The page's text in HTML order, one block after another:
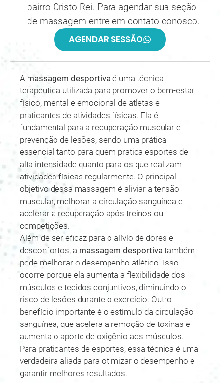
bairro Cristo Rei. Para agendar sua seção
de massagem entre em contato conosco.
AGENDAR SESSÃO
A massagem desportiva é uma técnica
terapêutica utilizada para promover o bem-estar
físico, mental e emocional de atletas e
praticantes de atividades físicas. Ela é
fundamental para a recuperação muscular e
prevenção de lesões, sendo uma prática
essencial tanto para quem pratica esportes de
alta intensidade quanto para os que realizam
atividades físicas regularmente. O principal
objetivo dessa massagem é aliviar a tensão
muscular, melhorar a circulação sanguínea e
acelerar a recuperação após treinos ou
competições.
Além de ser eficaz para o alívio de dores e
desconfortos, a massagem desportiva também
pode melhorar o desempenho atlético. Isso
ocorre porque ela aumenta a flexibilidade dos
músculos e tecidos conjuntivos, diminuindo o
risco de lesões durante o exercício. Outro
benefício importante é o estímulo da circulação
sanguínea, que acelera a remoção de toxinas e
aumenta o aporte de oxigênio aos músculos.
Para praticantes de esportes, essa técnica é uma
verdadeira aliada para otimizar o desempenho e
garantir melhores resultados.